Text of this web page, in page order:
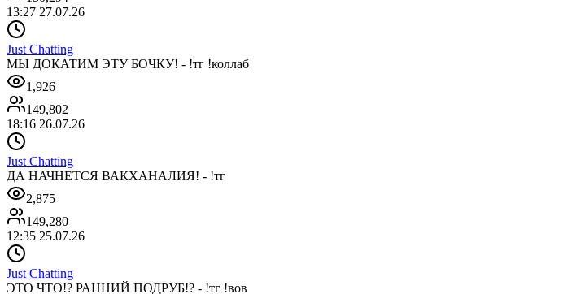
13:27 27.07.26
Just Chatting
МЫ ДОКАТИМ ЭТУ БОЧКУ! - !тг !коллаб
1,926
149,802
18:16 26.07.26
Just Chatting
ДА НАЧНЕТСЯ ВАКХАНАЛИЯ! - !тг
2,875
149,280
12:35 25.07.26
Just Chatting
ЭТО ЧТО!? РАННИЙ ПОДРУБ!? - !тг !вов